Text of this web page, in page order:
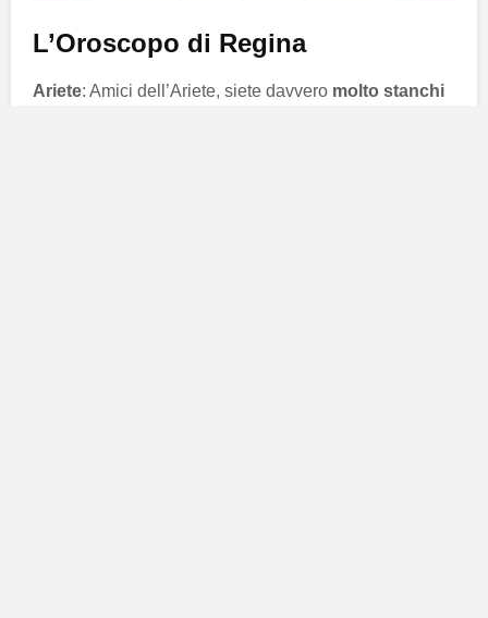
L’Oroscopo di Regina
Ariete: Amici dell’Ariete, siete davvero molto stanchi